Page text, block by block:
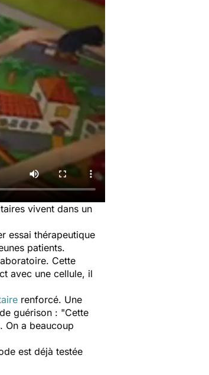
vivent dans un
essai thérapeutique
patients.
Cette
avec une cellule, il
renforcé. Une
guérison : "Cette
On a beaucoup
est déjà testée